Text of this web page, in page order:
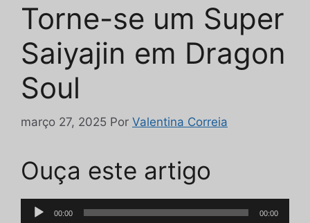
Torne-se um Super
Saiyajin em Dragon
Soul
março 27, 2025 Por Valentina Correia
Ouça este artigo
Tocador00:00 00:00